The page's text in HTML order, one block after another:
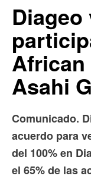
Diageo
African
Asahi
Comunicado.
acuerdo para
del 100% en
el 65% de las